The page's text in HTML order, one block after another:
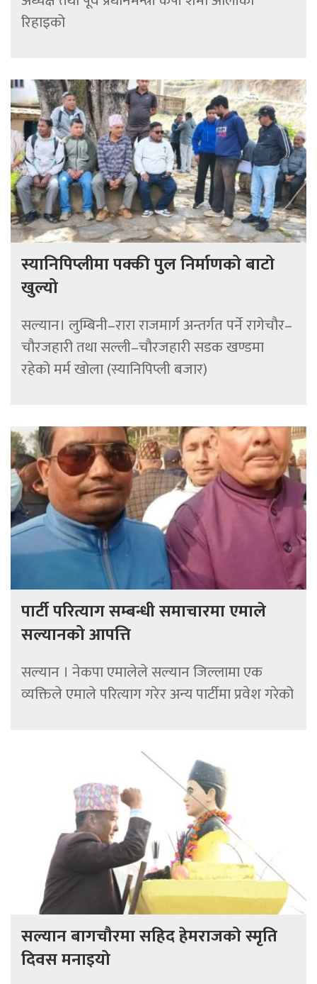
रिहाइको
स्यानिपिप्लीमा पक्की पुल निर्माणको बाटो
खुल्यो
सल्यान। लुम्बिनी–रारा राजमार्ग अन्तर्गत पर्ने रागेचौर–
चौरजहारी तथा सल्ली–चौरजहारी सडक खण्डमा
रहेको मर्म खोला (स्यानिपिप्ली बजार)
पार्टी परित्याग सम्बन्धी समाचारमा एमाले
सल्यानको आपत्ति
सल्यान । नेकपा एमालेले सल्यान जिल्लामा एक
व्यक्तिले एमाले परित्याग गरेर अन्य पार्टीमा प्रवेश गरेको
सल्यान बागचौरमा सहिद हेमराजको स्मृति
दिवस मनाइयो